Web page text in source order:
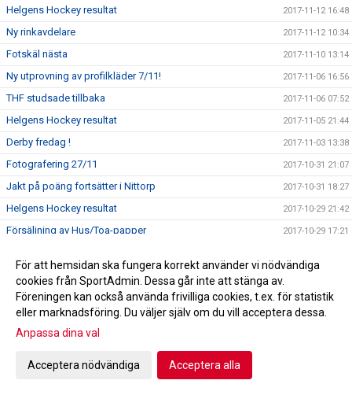
Helgens Hockey resultat 2017-11-12 16:48
Ny rinkavdelare 2017-11-12 10:34
Fotskäl nästa 2017-11-10 13:14
Ny utprovning av profilkläder 7/11! 2017-11-06 16:56
THF studsade tillbaka 2017-11-06 07:52
Helgens Hockey resultat 2017-11-05 21:44
Derby fredag ! 2017-11-03 13:38
Fotografering 27/11 2017-10-31 21:07
Jakt på poäng fortsätter i Nittorp 2017-10-31 18:27
Helgens Hockey resultat 2017-10-29 21:42
Försäljning av Hus/Toa-papper 2017-10-29 17:21
Tidaholmstrio på klassisk hockeymark 2017-10-27 16:27
THF tar emot Skara IK ikväll 2017-10-27 15:07
A-lagsdebut för William Ahlrik 2017-10-24 08:50
Förlust i Lidköping
Helgens Hockey resultat
För att hemsidan ska fungera korrekt använder vi nödvändiga
cookies från SportAdmin. Dessa går inte att stänga av.
Föreningen kan också använda frivilliga cookies, t.ex. för statistik
eller marknadsföring. Du väljer själv om du vill acceptera dessa.
Anpassa dina val
Acceptera nödvändiga Acceptera alla